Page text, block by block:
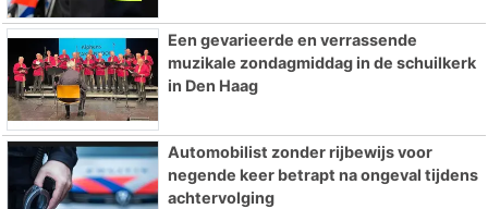
Een gevarieerde en verrassende
muzikale zondagmiddag in de schuilkerk
in Den Haag
Automobilist zonder rijbewijs voor
negende keer betrapt na ongeval tijdens
achtervolging